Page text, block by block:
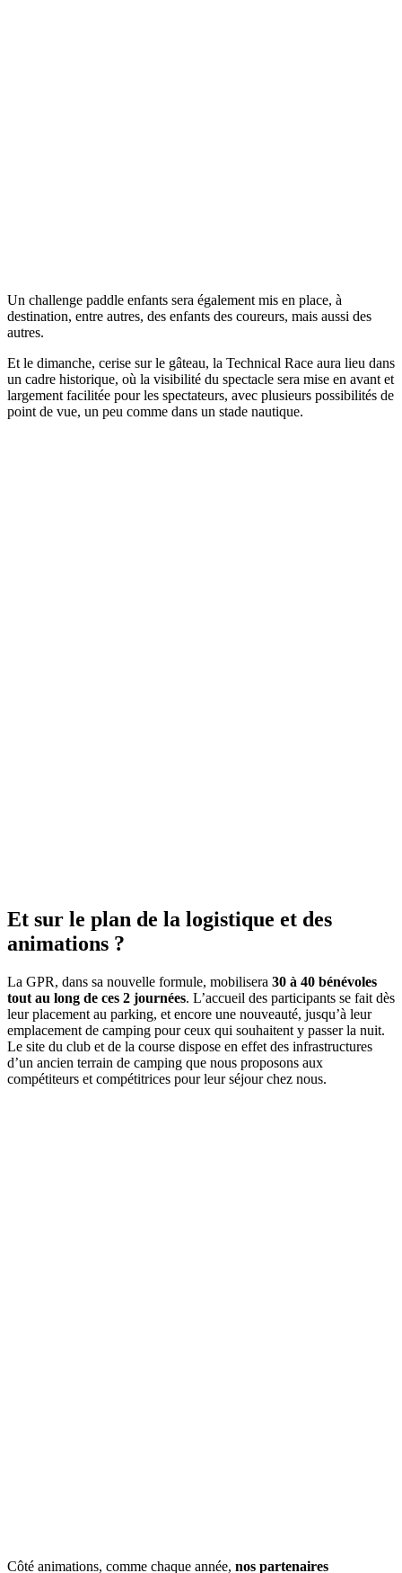
Un challenge paddle enfants sera également mis en place, à
destination, entre autres, des enfants des coureurs, mais aussi des
autres.
Et le dimanche, cerise sur le gâteau, la Technical Race aura lieu dans
un cadre historique, où la visibilité du spectacle sera mise en avant et
largement facilitée pour les spectateurs, avec plusieurs possibilités de
point de vue, un peu comme dans un stade nautique.
Et sur le plan de la logistique et des
animations ?
La GPR, dans sa nouvelle formule, mobilisera 30 à 40 bénévoles
tout au long de ces 2 journées. L’accueil des participants se fait dès
leur placement au parking, et encore une nouveauté, jusqu’à leur
emplacement de camping pour ceux qui souhaitent y passer la nuit.
Le site du club et de la course dispose en effet des infrastructures
d’un ancien terrain de camping que nous proposons aux
compétiteurs et compétitrices pour leur séjour chez nous.
Côté animations, comme chaque année, nos partenaires